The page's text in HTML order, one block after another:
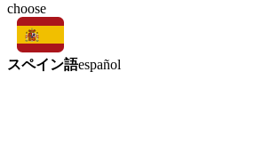
choose
スペイン語español